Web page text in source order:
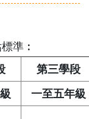
準︰
第三學段
一至五年級